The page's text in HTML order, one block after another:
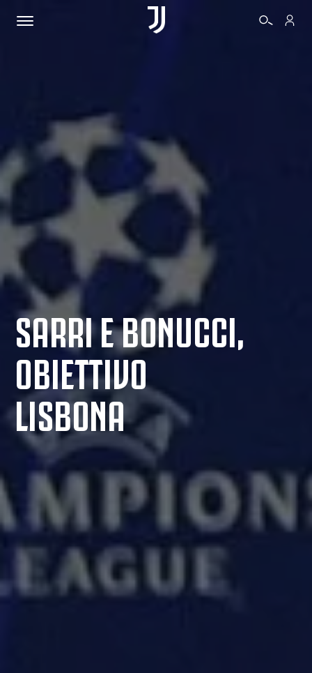
BIGLIETTI
SHOP
BIANCONERI
VIDEO
ALTRO
SARRI E BONUCCI,
OBIETTIVO
LISBONA